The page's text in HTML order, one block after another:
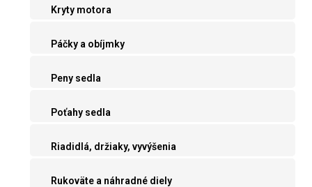
Kryty motora
Páčky a obíjmky
Peny sedla
Poťahy sedla
Riadidlá, držiaky, vyvýšenia
Rukoväte a náhradné diely